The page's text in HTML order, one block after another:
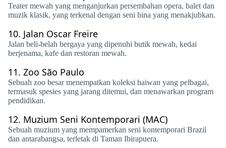
Teater mewah yang menganjurkan persembahan opera, balet dan
muzik klasik, yang terkenal dengan seni bina yang menakjubkan.
10. Jalan Oscar Freire
Jalan beli-belah bergaya yang dipenuhi butik mewah, kedai
berjenama, kafe dan restoran mewah.
11. Zoo São Paulo
Sebuah zoo besar menempatkan koleksi haiwan yang pelbagai,
termasuk spesies yang jarang ditemui, dan menawarkan program
pendidikan.
12. Muzium Seni Kontemporari (MAC)
Sebuah muzium yang mempamerkan seni kontemporari Brazil
dan antarabangsa, terletak di Taman Ibirapuera.